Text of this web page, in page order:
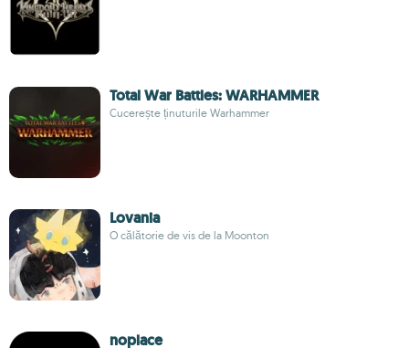
Total War Battles: WARHAMMER
Cucerește ținuturile Warhammer
Lovania
O călătorie de vis de la Moonton
noplace